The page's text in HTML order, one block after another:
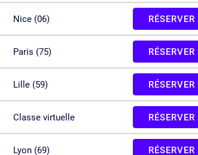
Nice (06) RÉSERVER
Paris (75) RÉSERVER
Lille (59) RÉSERVER
Classe virtuelle RÉSERVER
Lyon (69) RÉSERVER